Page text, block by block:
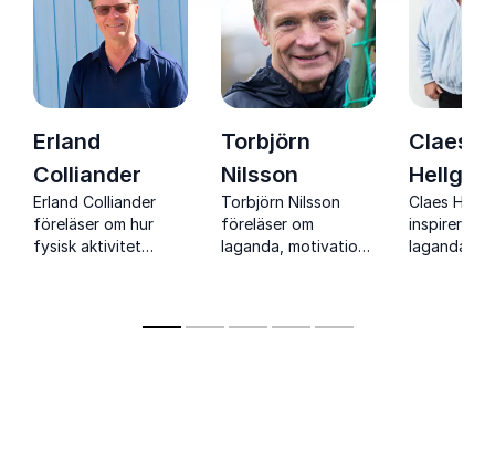
Erland
Colliander
Erland Colliander
föreläser om hur
fysisk aktivitet
Torbjörn
Nilsson
Torbjörn Nilsson
föreläser om
laganda, motivation
moderna
Claes
Claes
inspirerar
laganda,